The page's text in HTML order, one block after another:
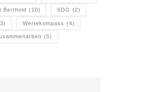
Berthold (10) SDG (2)
Wertekompass (4)
(5)